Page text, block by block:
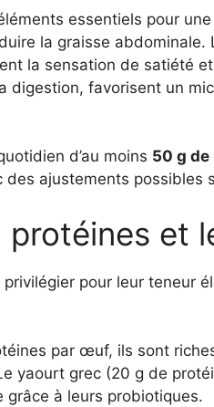
essentiels pour
la graisse
la sensation de satiété
digestion, favorisent un
d’au moins 50 g
des ajustements possibles
et
privilégier pour leur teneur
par œuf, ils sont
yaourt grec (20 g de
à leurs probiotiques.